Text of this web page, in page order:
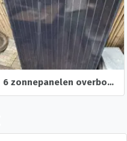
6 zonnepanelen overbodig op te halen. Moet weg!